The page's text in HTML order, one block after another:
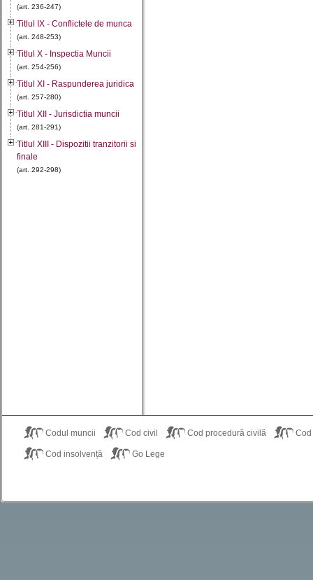
(art. 236-247)
Titlul IX - Conflictele de munca
(art. 248-253)
Titlul X - Inspectia Muncii
(art. 254-256)
Titlul XI - Raspunderea juridica
(art. 257-280)
Titlul XII - Jurisdictia muncii
(art. 281-291)
Titlul XIII - Dispozitii tranzitorii si
finale
(art. 292-298)
Codul muncii Cod civil Cod procedură civilă
Cod insolvență Go Lege